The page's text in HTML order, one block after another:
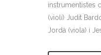
instrumentistes
(violí) Judit
Jordà (viola) i